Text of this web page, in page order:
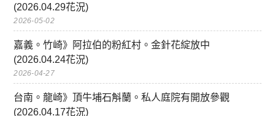
(2026.04.29花況)
2026-05-02
嘉義。竹崎》阿拉伯的粉紅村。金針花綻放中
(2026.04.24花況)
2026-04-27
台南。龍崎》頂牛埔石斛蘭。私人庭院有開放參觀
(2026.04.17花況)